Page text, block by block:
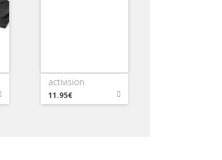
activision
11.95€